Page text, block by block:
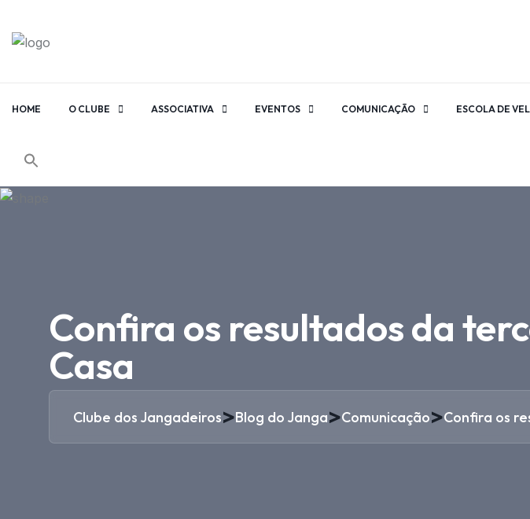
HOME O CLUBE ASSOCIATIVA EVENTOS COMUNICAÇÃO ESCOLA DE
Confira os resultados da
Casa
Clube dos Jangadeiros>Blog do Janga>Comunicação>Confira os